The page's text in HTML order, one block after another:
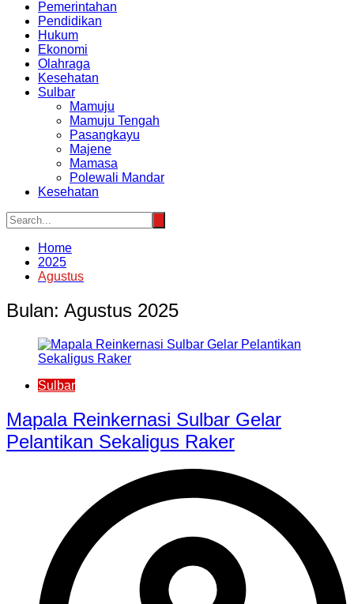
Pemerintahan
Pendidikan
Hukum
Ekonomi
Olahraga
Kesehatan
Sulbar
Mamuju
Mamuju Tengah
Pasangkayu
Majene
Mamasa
Polewali Mandar
Kesehatan
Home
2025
Agustus
Bulan: Agustus 2025
Sulbar
Mapala Reinkernasi Sulbar Gelar
Pelantikan Sekaligus Raker